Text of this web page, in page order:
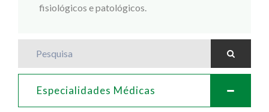
fisiológicos e patológicos.
Especialidades Médicas